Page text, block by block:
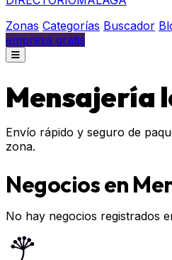
Zonas Categorías Buscador
empresa gratis
Mensajería
Envío rápido y seguro de
zona.
Negocios en
No hay negocios registrados